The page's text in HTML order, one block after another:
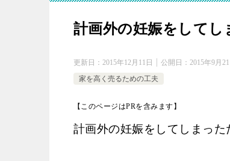
計画外の妊娠をしてし
更新日： 2015年12月11日 公開日： 2015年9月21
家を高く売るための工夫
【このページはPRを含みます】
計画外の妊娠をしてしまった